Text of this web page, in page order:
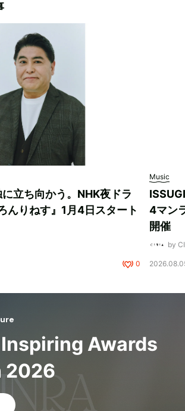
立ち向かう。NHK夜ドラ
んりねす』1月4日スタート
0
Music
4マン
開催
by
Inspiring Awards
2026